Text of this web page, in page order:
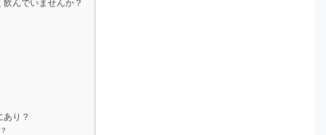
んでいませんか？
り？